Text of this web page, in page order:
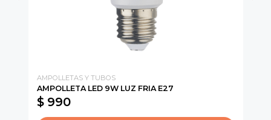
AMPOLLETAS Y TUBOS
AMPOLLETA LED 9W LUZ FRIA E27
$ 990